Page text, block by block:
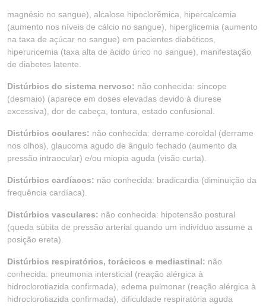
magnésio no sangue), alcalose hipoclorêmica, hipercalcemia
(aumento nos níveis de cálcio no sangue), hiperglicemia (aumento
na taxa de açúcar no sangue) em pacientes diabéticos,
hiperuricemia (taxa alta de ácido úrico no sangue), manifestação
de diabetes latente.
Distúrbios do sistema nervoso: não conhecida: síncope
(desmaio) (aparece em doses elevadas devido à diurese
excessiva), dor de cabeça, tontura, estado confusional.
Distúrbios oculares: não conhecida: derrame coroidal (derrame
nos olhos), glaucoma agudo de ângulo fechado (aumento da
pressão intraocular) e/ou miopia aguda (visão curta).
Distúrbios cardíacos: não conhecida: bradicardia (diminuição da
frequência cardíaca).
Distúrbios vasculares: não conhecida: hipotensão postural
(queda súbita de pressão arterial quando um indivíduo assume a
posição ereta).
Distúrbios respiratórios, torácicos e mediastinal: não
conhecida: pneumonia intersticial (reação alérgica à
hidroclorotiazida confirmada), edema pulmonar (reação alérgica à
hidroclorotiazida confirmada), dificuldade respiratória aguda